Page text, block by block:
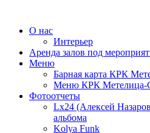
О нас
Интерьер
Аренда залов под
Меню
Барная карта КРК
Меню КРК Метелица-
Фотоотчеты
Lx24 (Алексей
альбома
Kolya Funk